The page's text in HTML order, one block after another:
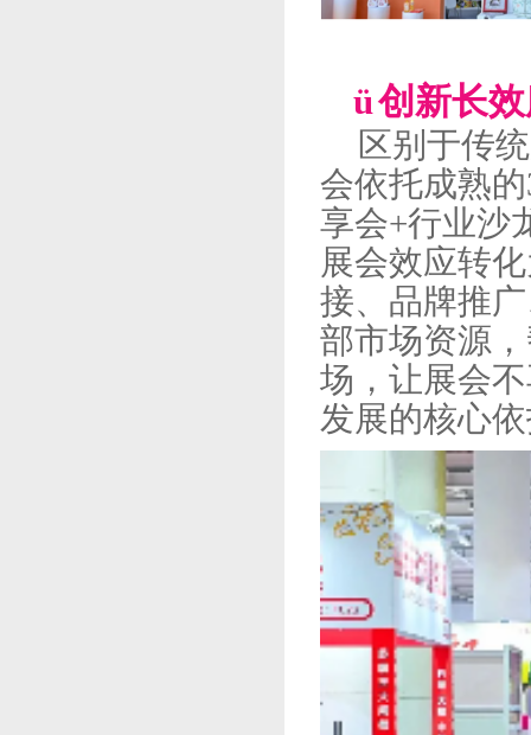
ü创新长
区别于传
会依托成熟的
享会+行业沙
展会效应转
接、品牌推
部市场资源
场，让展会
发展的核心